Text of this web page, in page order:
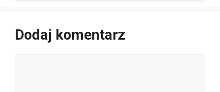
Dodaj komentarz